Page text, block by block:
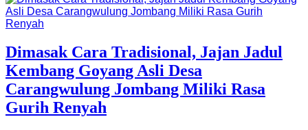
Dimasak Cara Tradisional, Jajan Jadul
Kembang Goyang Asli Desa
Carangwulung Jombang Miliki Rasa
Gurih Renyah